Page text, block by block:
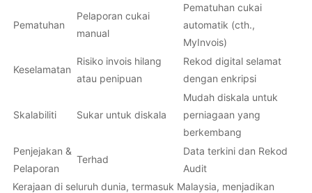
Pematuhan
Pelaporan cukai
manual
Pematuhan cukai
automatik (cth.,
MyInvois)
Keselamatan
Risiko invois hilang
atau penipuan
Rekod digital selamat
dengan enkripsi
Skalabiliti Sukar untuk diskala
Mudah diskala untuk
perniagaan yang
berkembang
Penjejakan &
Pelaporan
Terhad
Data terkini dan Rekod
Audit
Kerajaan di seluruh dunia, termasuk Malaysia, menjadikan